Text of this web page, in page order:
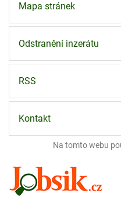
Mapa stránek
Odstranění inzerátu
RSS
Kontakt
Na tomto webu